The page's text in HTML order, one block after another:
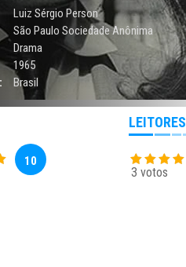
Luiz Sérgio Person
São Paulo Sociedade Anônima
Drama
1965
Brasil
10
LEITORES
3 votos